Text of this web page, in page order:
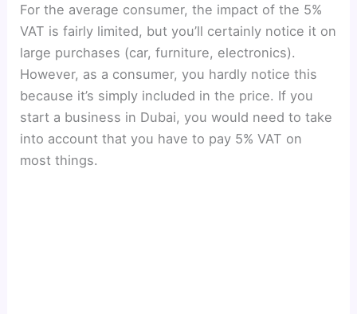
For the average consumer, the impact of the 5%
VAT is fairly limited, but you’ll certainly notice it on
large purchases (car, furniture, electronics).
However, as a consumer, you hardly notice this
because it’s simply included in the price. If you
start a business in Dubai, you would need to take
into account that you have to pay 5% VAT on
most things.